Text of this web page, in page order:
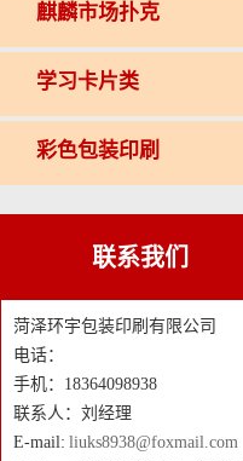
麒麟市场扑克
学习卡片类
彩色包装印刷
联系我们
菏泽环宇包装印刷有限公司
电话：
手机：18364098938
联系人：刘经理
E-mail: liuks8938@foxmail.com